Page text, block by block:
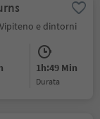
e dintorni
1h:49 Min
durata